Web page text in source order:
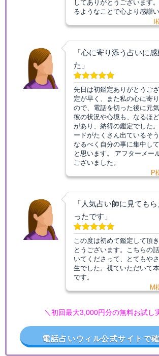
してありがとうございます
るようなことで心より感謝い
I
「心に寄り添う占いに感
た」
先日は初鑑定ありがとうご
定が早く、また私の心に寄
ので、電話を切った後に元
彼の状況や心境も、なるほ
があり、納得の鑑定でした
ードがたくさん出ているそ
なるべく自分の事に集中し
と思います。 アフターメー
ございました。
P
「人気占い師に見ても
ったです」
この度は初めて鑑定して頂
とうございます。こちらの
いてくださって、とてもや
生でした。視ていただいて
です。
M
＼初回最大3,000円分の無料お試し
電話占いウィル公式サイトで